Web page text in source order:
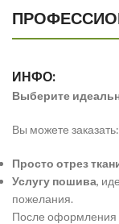
ИНФО:
Выберите
Вы можете заказать:
Просто отрез
Услугу пошива,
пожелания.
После оформления